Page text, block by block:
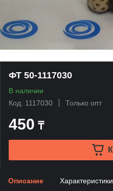
ФТ 50-1117030
В наличии
Код: 1117030
Только опт
450 ₸
Описание Характеристики